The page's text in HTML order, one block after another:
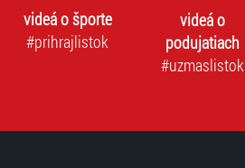
videá o športe
#prihrajlistok
videá o
podujatiach
#uzmaslistok